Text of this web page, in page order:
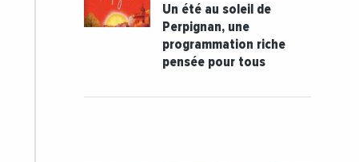
Un été au soleil de
Perpignan, une
programmation riche
pensée pour tous